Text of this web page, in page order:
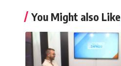
You Might also Like